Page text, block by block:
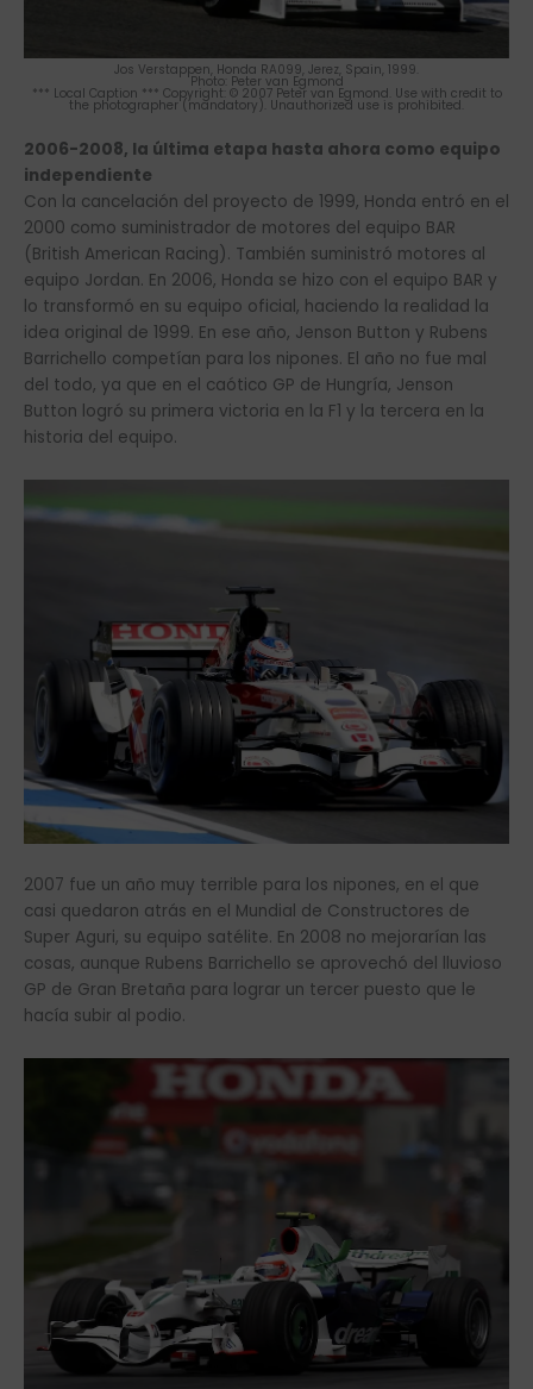
Jos Verstappen, Honda RA099, Jerez, Spain, 1999.
Photo: Peter van Egmond
*** Local Caption *** Copyright: © 2007 Peter van Egmond. Use with credit to
the photographer (mandatory). Unauthorized use is prohibited.
2006-2008, la última etapa hasta ahora como equipo
independiente
Con la cancelación del proyecto de 1999, Honda entró en el
2000 como suministrador de motores del equipo BAR
(British American Racing). También suministró motores al
equipo Jordan. En 2006, Honda se hizo con el equipo BAR y
lo transformó en su equipo oficial, haciendo la realidad la
idea original de 1999. En ese año, Jenson Button y Rubens
Barrichello competían para los nipones. El año no fue mal
del todo, ya que en el caótico GP de Hungría, Jenson
Button logró su primera victoria en la F1 y la tercera en la
historia del equipo.
2007 fue un año muy terrible para los nipones, en el que
casi quedaron atrás en el Mundial de Constructores de
Super Aguri, su equipo satélite. En 2008 no mejorarían las
cosas, aunque Rubens Barrichello se aprovechó del lluvioso
GP de Gran Bretaña para lograr un tercer puesto que le
hacía subir al podio.